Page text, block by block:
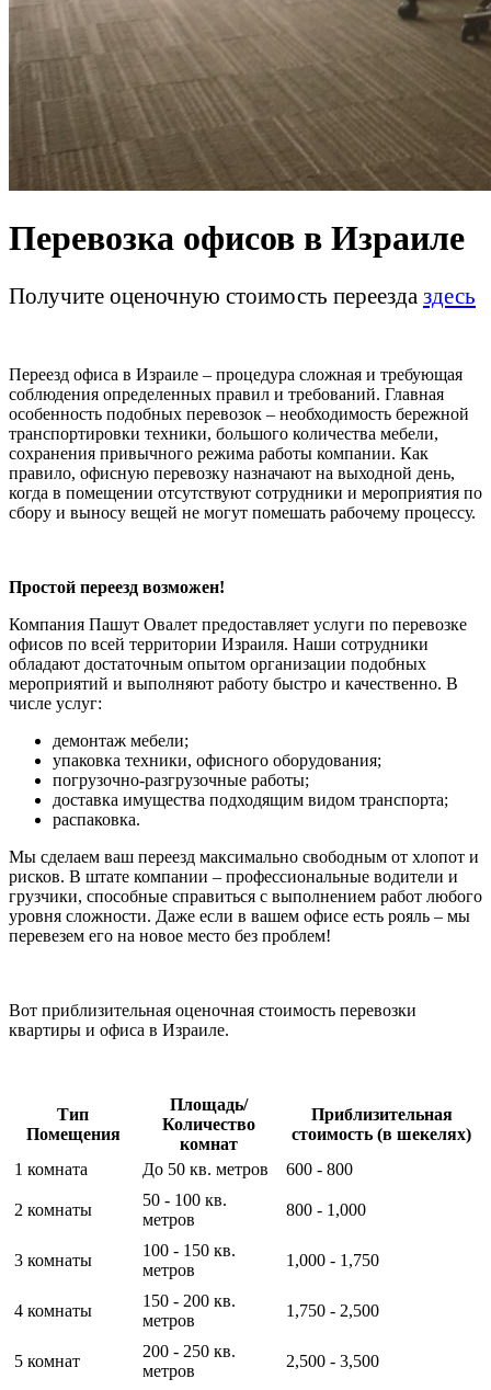
Перевозка офисов в Израиле
Получите оценочную стоимость переезда здесь
Переезд офиса в Израиле – процедура сложная и требующая
соблюдения определенных правил и требований. Главная
особенность подобных перевозок – необходимость бережной
транспортировки техники, большого количества мебели,
сохранения привычного режима работы компании. Как
правило, офисную перевозку назначают на выходной день,
когда в помещении отсутствуют сотрудники и мероприятия по
сбору и выносу вещей не могут помешать рабочему процессу.
Простой переезд возможен!
Компания Пашут Овалет предоставляет услуги по перевозке
офисов по всей территории Израиля. Наши сотрудники
обладают достаточным опытом организации подобных
мероприятий и выполняют работу быстро и качественно. В
числе услуг:
демонтаж мебели;
упаковка техники, офисного оборудования;
погрузочно-разгрузочные работы;
доставка имущества подходящим видом транспорта;
распаковка.
Мы сделаем ваш переезд максимально свободным от хлопот и
рисков. В штате компании – профессиональные водители и
грузчики, способные справиться с выполнением работ любого
уровня сложности. Даже если в вашем офисе есть рояль – мы
перевезем его на новое место без проблем!
Вот приблизительная оценочная стоимость перевозки
квартиры и офиса в Израиле.
Тип
Помещения
Площадь/
Количество
комнат
Приблизительная
стоимость (в шекелях)
1 комната
До 50 кв. метров 600 - 800
2 комнаты
50 - 100 кв.
метров
800 - 1,000
3 комнаты
100 - 150 кв.
метров
1,000 - 1,750
4 комнаты
150 - 200 кв.
метров
1,750 - 2,500
5 комнат
200 - 250 кв.
метров
2,500 - 3,500